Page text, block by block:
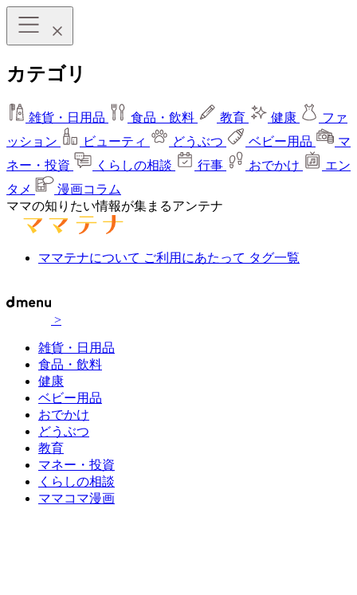
カテゴリ
雑貨・日用品 食品・飲料 教育 健康
ファ
ッション
ビューティ どうぶつ ベビー用品
マ
ネー・投資
くらしの相談 行事 おでかけ
エン
タメ
漫画コラム
ママの知りたい情報が集まるアンテナ
ママテナについて ご利用にあたって タグ一覧
>
雑貨・日用品
食品・飲料
健康
ベビー用品
おでかけ
どうぶつ
教育
マネー・投資
くらしの相談
ママコマ漫画